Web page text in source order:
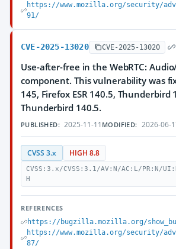
https://www.mozilla.org/security/
91/
CVE-2025-13020 CVE-2025-13020
Use-after-free in the WebRTC:
component. This vulnerability was
145, Firefox ESR 140.5, Thunderbird
Thunderbird 140.5.
PUBLISHED: 2025-11-11 MODIFIED: 2026-06-
CVSS 3.x HIGH 8.8
CVSS:3.x/CVSS:3.1/AV:N/AC:L/PR:N/
H
REFERENCES
https://bugzilla.mozilla.org/
https://www.mozilla.org/security/
87/